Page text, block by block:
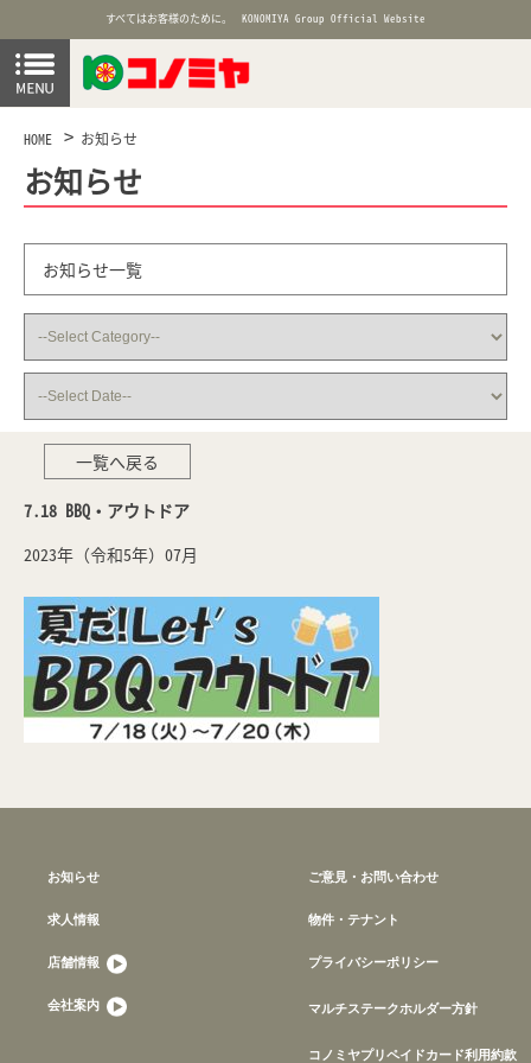
すべてはお客様のために。 KONOMIYA Group Official Website
HOME お知らせ
お知らせ
お知らせ一覧
一覧へ戻る
7.18 BBQ・アウトドア
2023年（令和5年）07月
お知らせ
求人情報
店舗情報
会社案内
ご意見・お問い合わせ
物件・テナント
プライバシーポリシー
マルチステークホルダー方針
コノミヤプリペイドカード利用約款